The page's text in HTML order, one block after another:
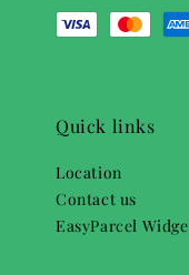
Quick links
Location
Contact us
EasyParcel